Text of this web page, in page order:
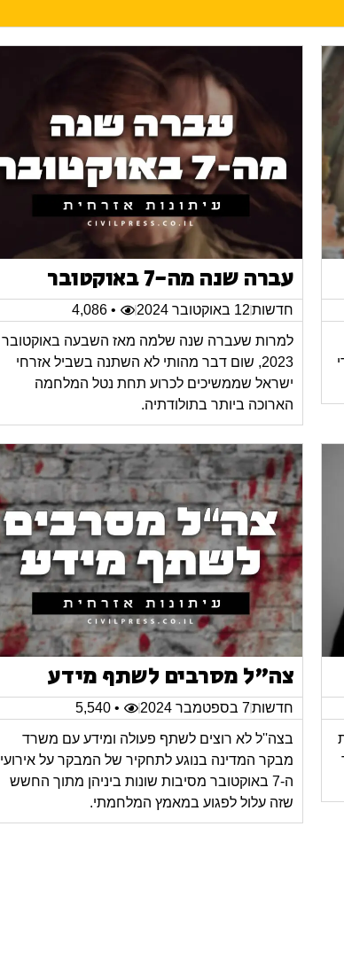
עברה שנה מה-7 באוקטובר
חדשות12 באוקטובר 2024 • 4,086
למרות שעברה שנה שלמה מאז השבעה באוקטובר
2023, שום דבר מהותי לא השתנה בשביל אזרחי
ישראל שממשיכים לכרוע תחת נטל המלחמה
הארוכה ביותר בתולודתיה.
צה"ל מסרבים לשתף מידע
חדשות7 בספטמבר 2024 • 5,540
בצה''ל לא רוצים לשתף פעולה ומידע עם משרד
מבקר המדינה בנוגע לתחקיר של המבקר על אירועי
ה-7 באוקטובר מסיבות שונות ביניהן מתוך החשש
שזה עלול לפגוע במאמץ המלחמתי.